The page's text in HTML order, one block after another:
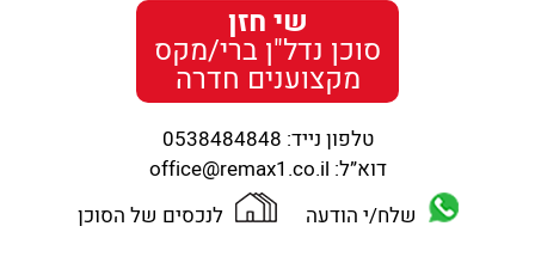
שי חזן
סוכן נדל"ן ברי/מקס
מקצוענים חדרה
טלפון נייד: 0538484848
דוא”ל: office@remax1.co.il
שלח/י הודעה
לנכסים של הסוכן